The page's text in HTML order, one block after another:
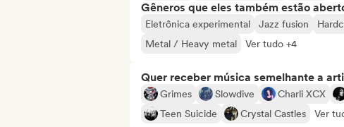
Gêneros que eles também estão
Eletrônica experimental Jazz fusion
Metal / Heavy metal
Ver tudo +4
Quer receber música semelhante a
Grimes Slowdive Charli XCX
Teen Suicide
Crystal Castles Ver